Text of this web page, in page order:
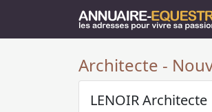
Architecte -
LENOIR Architecte